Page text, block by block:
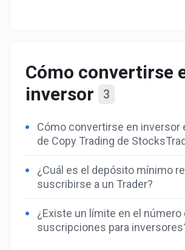
Cómo convertirse
inversor
3
Cómo convertirse en inversor
de Copy Trading de
¿Cuál es el depósito mínimo
suscribirse a un Trader?
¿Existe un límite en el número
suscripciones para